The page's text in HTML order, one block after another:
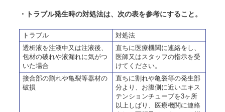
・トラブル発生時の対処法は、次の表を参考にすること。
トラブル
対処法
透析液を注液中又は注液後、
包材の破れや液漏れに気がつ
いた場合
直ちに医療機関に連絡をし、
医師又はスタッフの指示を受
けてください。
接合部の割れや亀裂等器材の
破損
直ちに割れや亀裂等の発生部
分より、お腹側に近いエキス
テンションチューブを3ヶ所
以上しばり、医療機関に連絡